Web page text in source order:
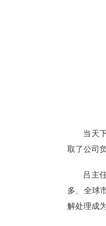
当天
取了公司
吕主
多、全球
解处理成